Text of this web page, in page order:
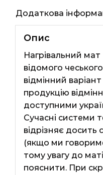
Додаткова
Опис
Нагрівальний
відомого
відмінний
продукцію
доступними
Сучасні системи
відрізняє досить
(якщо ми
тому увагу до
пояснити. При